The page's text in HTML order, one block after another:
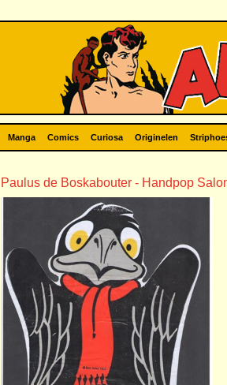
Manga Comics Curiosa Originelen
Paulus de Boskabouter - Handpop